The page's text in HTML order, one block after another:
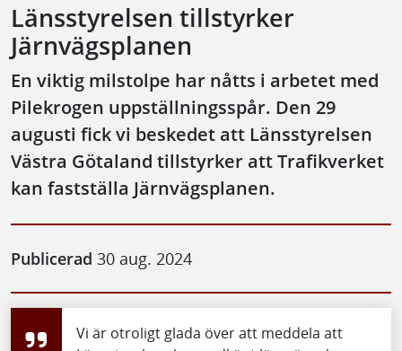
Länsstyrelsen tillstyrker
Järnvägsplanen
En viktig milstolpe har nåtts i arbetet med
Pilekrogen uppställningsspår. Den 29
augusti fick vi beskedet att Länsstyrelsen
Västra Götaland tillstyrker att Trafikverket
kan fastställa Järnvägsplanen.
Publicerad 30 aug. 2024
Vi är otroligt glada över att meddela att